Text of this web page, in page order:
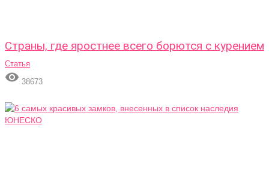
Страны, где яростнее всего борются с курением
Статья
 38673